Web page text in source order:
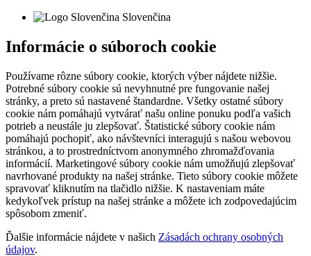
Slovenčina
Informácie o súboroch cookie
Používame rôzne súbory cookie, ktorých výber nájdete nižšie.
Potrebné súbory cookie sú nevyhnutné pre fungovanie našej
stránky, a preto sú nastavené štandardne. Všetky ostatné súbory
cookie nám pomáhajú vytvárať našu online ponuku podľa vašich
potrieb a neustále ju zlepšovať. Štatistické súbory cookie nám
pomáhajú pochopiť, ako návštevníci interagujú s našou webovou
stránkou, a to prostredníctvom anonymného zhromažďovania
informácií. Marketingové súbory cookie nám umožňujú zlepšovať
navrhované produkty na našej stránke. Tieto súbory cookie môžete
spravovať kliknutím na tlačidlo nižšie. K nastaveniam máte
kedykoľvek prístup na našej stránke a môžete ich zodpovedajúcim
spôsobom zmeniť.
Ďalšie informácie nájdete v našich Zásadách ochrany osobných
údajov.